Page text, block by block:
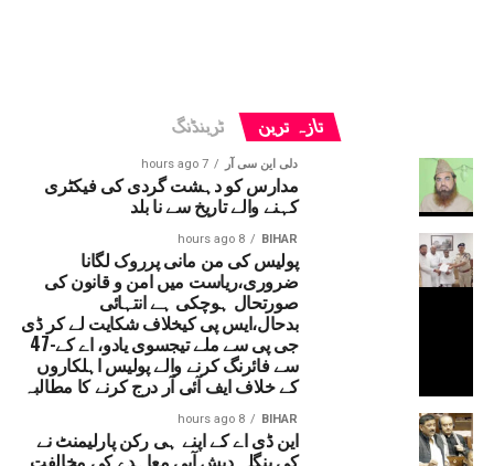
تازہ ترین ٹرینڈنگ
دلی این سی آر 7 hours ago
مدارس کو دہشت گردی کی فیکٹری
کہنے والے تاریخ سے نا بلد
BIHAR
8 hours ago
پولیس کی من مانی پرروک لگانا
ضروری،ریاست میں امن و قانون کی
صورتحال ہوچکی ہے انتہائی
بدحال،ایس پی کیخلاف شکایت لے کر ڈی
جی پی سے ملے تیجسوی یادو، اے کے-47
سے فائرنگ کرنے والے پولیس اہلکاروں
کے خلاف ایف آئی آر درج کرنے کا مطالبہ
BIHAR
8 hours ago
این ڈی اے کے اپنے ہی رکن پارلیمنٹ نے
کی بنگلہ دیش آبی معاہدے کی مخالفت